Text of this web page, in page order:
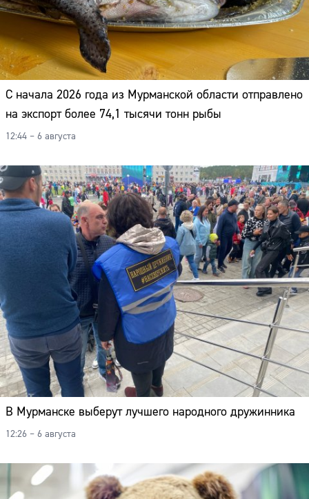
С начала 2026 года из Мурманской области отправлено
на экспорт более 74,1 тысячи тонн рыбы
12:44 – 6 августа
В Мурманске выберут лучшего народного дружинника
12:26 – 6 августа
Адрес:
Телефон: